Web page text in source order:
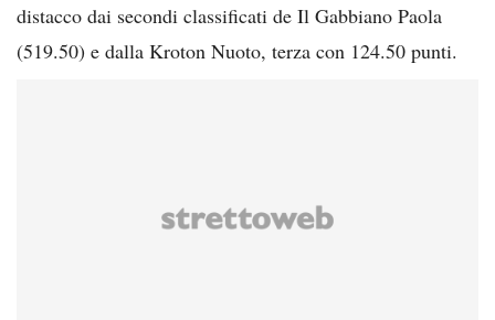
distacco dai secondi classificati de Il Gabbiano Paola
(519.50) e dalla Kroton Nuoto, terza con 124.50 punti.